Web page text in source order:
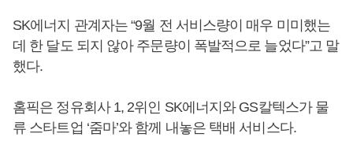
SK에너지 관계자는 “9월 전 서비스량이 매우 미미했는
데 한 달도 되지 않아 주문량이 폭발적으로 늘었다”고 말
했다.
홈픽은 정유회사 1, 2위인 SK에너지와 GS칼텍스가 물
류 스타트업 ‘줌마’와 함께 내놓은 택배 서비스다.